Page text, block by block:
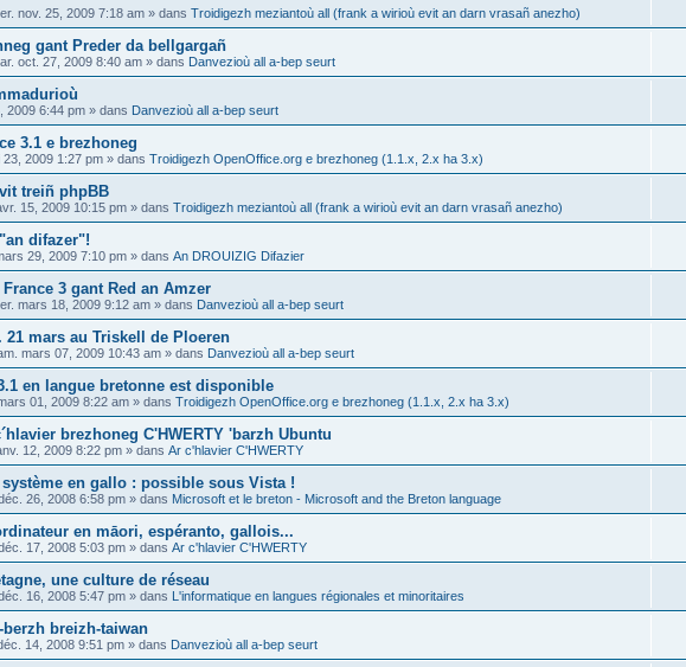
nov. 25, 2009 7:18 am » dans Troidigezh meziantoù all (frank a wirioù evit an darn vrasañ anezho)
gant Preder da bellgargañ
oct. 27, 2009 8:40 am » dans Danvezioù all a-bep seurt
2009 6:44 pm » dans Danvezioù all a-bep seurt
3.1 e brezhoneg
23, 2009 1:27 pm » dans Troidigezh OpenOffice.org e brezhoneg (1.1.x, 2.x ha 3.x)
treiñ phpBB
15, 2009 10:15 pm » dans Troidigezh meziantoù all (frank a wirioù evit an darn vrasañ anezho)
difazer"!
29, 2009 7:10 pm » dans An DROUIZIG Difazier
3 gant Red an Amzer
mars 18, 2009 9:12 am » dans Danvezioù all a-bep seurt
21 mars au Triskell de Ploeren
mars 07, 2009 10:43 am » dans Danvezioù all a-bep seurt
en langue bretonne est disponible
01, 2009 8:22 am » dans Troidigezh OpenOffice.org e brezhoneg (1.1.x, 2.x ha 3.x)
brezhoneg C'HWERTY 'barzh Ubuntu
12, 2009 8:22 pm » dans Ar c'hlavier C'HWERTY
système en gallo : possible sous Vista !
26, 2008 6:58 pm » dans Microsoft et le breton - Microsoft and the Breton language
en māori, espéranto, gallois...
17, 2008 5:03 pm » dans Ar c'hlavier C'HWERTY
une culture de réseau
16, 2008 5:47 pm » dans L'informatique en langues régionales et minoritaires
berzh breizh-taiwan
14, 2008 9:51 pm » dans Danvezioù all a-bep seurt